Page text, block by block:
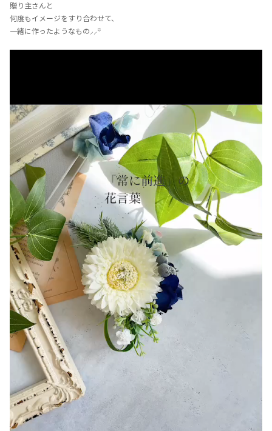
贈り主さんと
何度もイメージをすり合わせて、
一緒に作ったようなもの⸝⸝꙳